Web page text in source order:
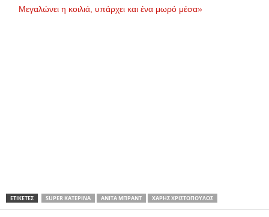
Μεγαλώνει η κοιλιά, υπάρχει και ένα μωρό μέσα»
ΕΤΙΚΕΤΕΣ SUPER ΚΑΤΕΡΊΝΑ ΑΝΊΤΑ ΜΠΡΆΝΤ ΧΆΡΗΣ ΧΡΙΣΤΌΠΟΥΛΟΣ